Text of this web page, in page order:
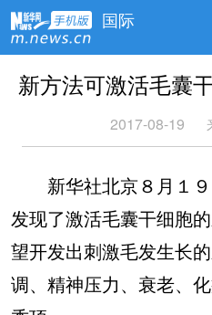
国际
新方法可激活毛囊
2017-08-19
新华社北京８月１９
发现了激活毛囊干细胞
望开发出刺激毛发生长
调、精神压力、衰老、